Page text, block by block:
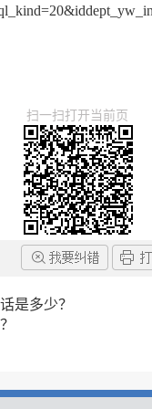
扫一扫打开当前页
是多少？